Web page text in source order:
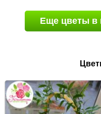
Еще цветы в